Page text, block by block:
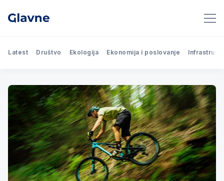
Latest Društvo Ekologija Ekonomija i poslovanje